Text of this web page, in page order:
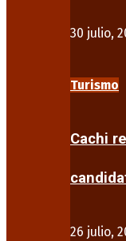
30 julio,
Turismo
Cachi
26 julio,